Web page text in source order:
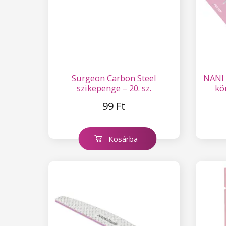
Surgeon Carbon Steel
szikepenge – 20. sz.
99 Ft
Kosárba